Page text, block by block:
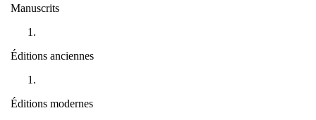
Manuscrits
Éditions anciennes
Éditions modernes